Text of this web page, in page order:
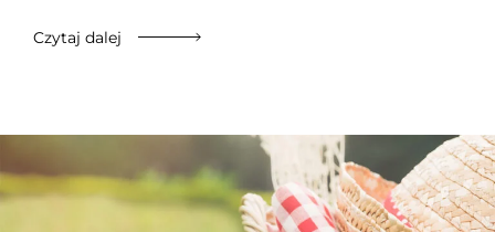
Czytaj dalej